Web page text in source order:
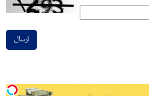
ارسال